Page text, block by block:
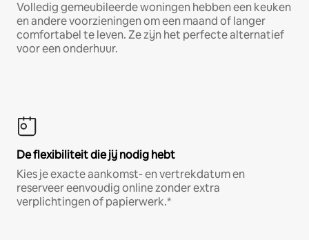
Volledig gemeubileerde woningen hebben een keuken
en andere voorzieningen om een maand of langer
comfortabel te leven. Ze zijn het perfecte alternatief
voor een onderhuur.
De flexibiliteit die jij nodig hebt
Kies je exacte aankomst- en vertrekdatum en
reserveer eenvoudig online zonder extra
verplichtingen of papierwerk.*